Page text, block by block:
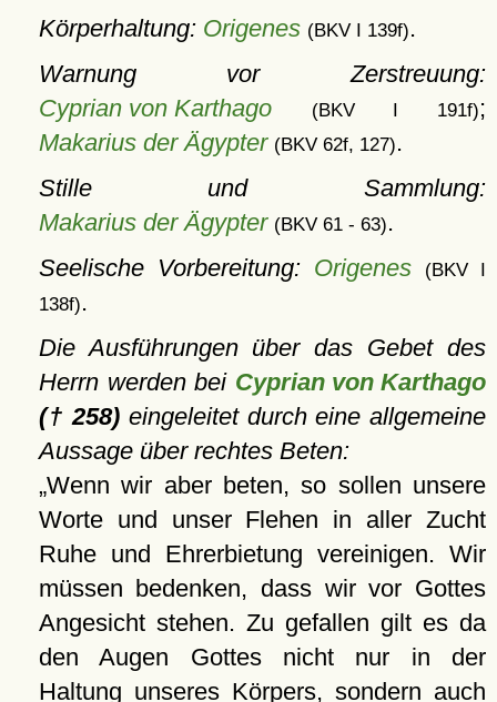
Körperhaltung: Origenes (BKV I 139f).
Warnung vor Zerstreuung:
Cyprian von Karthago
(BKV I 191f);
Makarius der Ägypter (BKV 62f, 127).
Stille und Sammlung:
Makarius der Ägypter (BKV 61 - 63).
Seelische Vorbereitung: Origenes
(BKV I
138f).
Die Ausführungen über das Gebet des
Herrn werden bei Cyprian von Karthago
(† 258) eingeleitet durch eine allgemeine
Aussage über rechtes Beten:
Wenn wir aber beten, so sollen unsere
Worte und unser Flehen in aller Zucht
Ruhe und Ehrerbietung vereinigen. Wir
müssen bedenken, dass wir vor Gottes
Angesicht stehen. Zu gefallen gilt es da
den Augen Gottes nicht nur in der
Haltung unseres Körpers, sondern auch